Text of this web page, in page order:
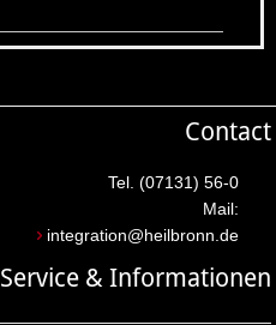
Contact
Tel. (07131) 56-0
Mail:
integration@heilbronn.de
Service & Informationen